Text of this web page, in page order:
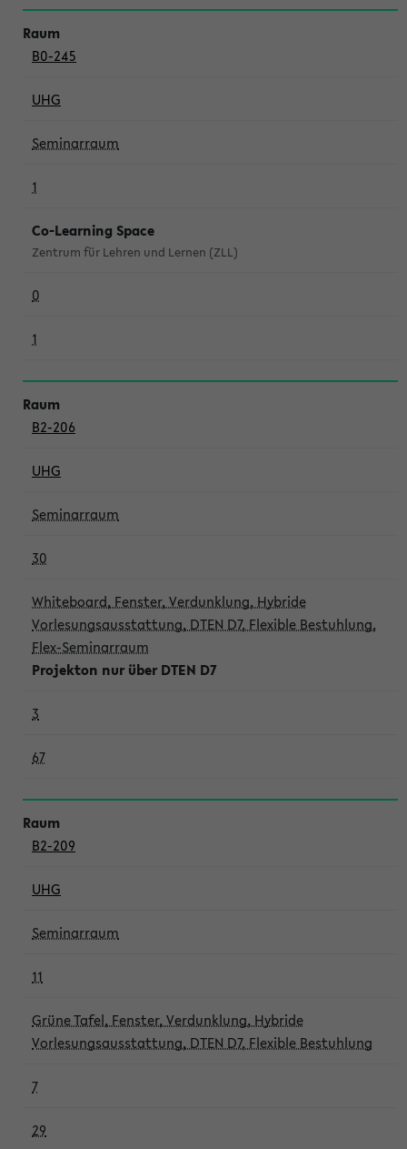
B0-245
UHG
Seminarraum
1
Co-Learning Space
Zentrum für Lehren und Lernen (ZLL)
0
1
B2-206
UHG
Seminarraum
30
Whiteboard, Fenster, Verdunklung, Hybride
Vorlesungsausstattung, DTEN D7, Flexible Bestuhlung,
Flex-Seminarraum
Projekton nur über DTEN D7
3
67
B2-209
UHG
Seminarraum
11
Grüne Tafel, Fenster, Verdunklung, Hybride
Vorlesungsausstattung, DTEN D7, Flexible Bestuhlung
7
29